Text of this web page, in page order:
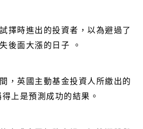
擇時進出的投資者，以為避過了
後面大漲的日子
。
，英國主動基金投資人所繳出的
得上是預測成功的結果。